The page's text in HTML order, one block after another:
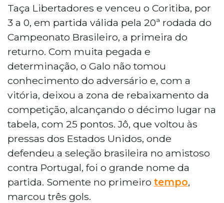
Taça Libertadores e venceu o Coritiba, por
3 a 0, em partida válida pela 20ª rodada do
Campeonato Brasileiro, a primeira do
returno. Com muita pegada e
determinação, o Galo não tomou
conhecimento do adversário e, com a
vitória, deixou a zona de rebaixamento da
competição, alcançando o décimo lugar na
tabela, com 25 pontos. Jô, que voltou às
pressas dos Estados Unidos, onde
defendeu a seleção brasileira no amistoso
contra Portugal, foi o grande nome da
partida. Somente no primeiro tempo,
marcou três gols.